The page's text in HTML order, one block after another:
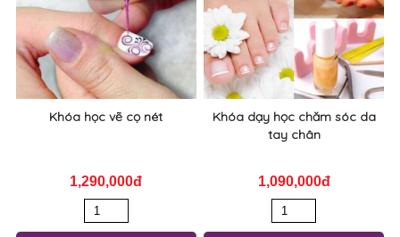
Khóa học vẽ cọ nét
1,290,000đ
Khóa dạy học chăm sóc da
tay chân
1,090,000đ